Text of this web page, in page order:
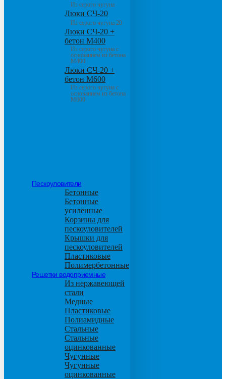
Из серого чугуна
Люки СЧ-20
Из серого чугуна 20
Люки СЧ-20 +
бетон М400
Из серого чугуна с
основанием из бетона
М400
Люки СЧ-20 +
бетон М600
Из серого чугуна с
основанием из бетона
М600
Пескоуловители
Бетонные
Бетонные
усиленные
Корзины для
пескоуловителей
Крышки для
пескоуловителей
Пластиковые
Полимербетонные
Решетки водоприемные
Из нержавеющей
стали
Медные
Пластиковые
Полиамидные
Стальные
Стальные
оцинкованные
Чугунные
Чугунные
оцинкованные